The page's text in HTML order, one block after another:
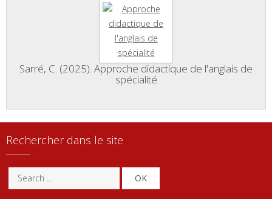
Sarré, C. (2025). Approche didactique de l'anglais de
spécialité
Rechercher dans le site
OK